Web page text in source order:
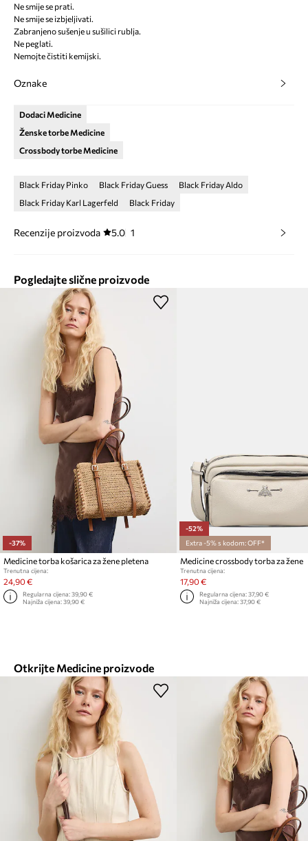
Ne smije se prati.
Ne smije se izbjeljivati.
Zabranjeno sušenje u sušilici rublja.
Ne peglati.
Nemojte čistiti kemijski.
Oznake
Dodaci Medicine
Ženske torbe Medicine
Crossbody torbe Medicine
Black Friday Pinko Black Friday Guess
Black Friday Aldo
Black Friday Karl Lagerfeld
Black Friday
Recenzije proizvoda 5.0 1
Pogledajte slične proizvode
-37%
Medicine torba košarica za žene pletena
Trenutna cijena:
24,90 €
Regularna cijena:39,90 €
Najniža cijena:39,90 €
-52%
Extra -5% s kodom: OFF*
Medicine crossbody torba za žene
Trenutna cijena:
17,90 €
Regularna cijena:37,90 €
Najniža cijena:37,90 €
Otkrijte Medicine proizvode